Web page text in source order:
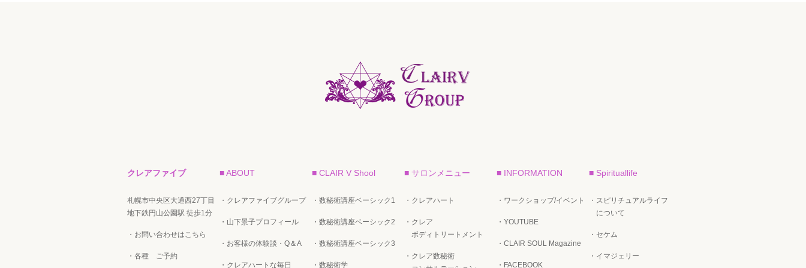
クレアファイブ
札幌市中央区大通西27丁目
地下鉄円山公園駅 徒歩1分
・お問い合わせはこちら
・各種 ご予約
■ ABOUT
・クレアファイブグループ
・山下景子プロフィール
・お客様の体験談・Q＆A
・クレアハートな毎日
■ CLAIR V Shool
・数秘術講座ベーシック1
・数秘術講座ベーシック2
・数秘術講座ベーシック3
・数秘術学
■ サロンメニュー
・クレアハート
・クレア
ボディトリートメント
・クレア数秘術
■ INFORMATION
・ワークショップ/イベント
・YOUTUBE
・CLAIR SOUL Magazine
・FACEBOOK
■ Spirituallife
・スピリチュアルライフ
について
・セケム
・イマジェリー